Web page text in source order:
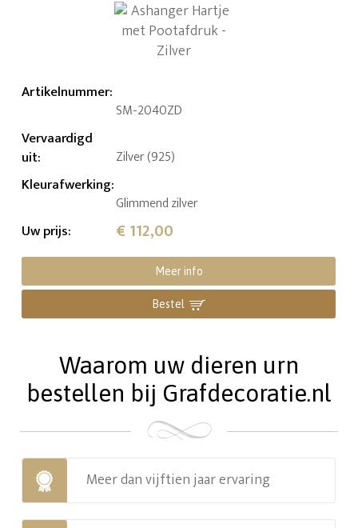
Artikelnummer:
SM-2040ZD
Vervaardigd
uit: Zilver (925)
Kleurafwerking:
Glimmend zilver
Uw prijs: € 112,00
Meer info
Bestel
Waarom uw dieren urn
bestellen bij Grafdecoratie.nl
Meer dan vijftien jaar ervaring